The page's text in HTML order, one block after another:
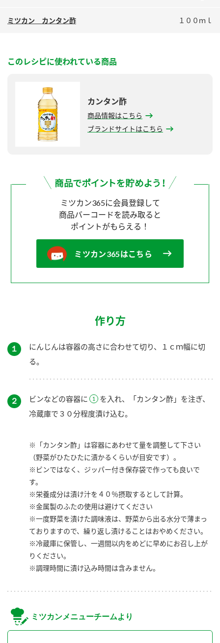
ロングセラー商品 ＋ おすすめレシピ
業務用サイト ミツカングループについて
ミツカン カンタン酢 １００ｍｌ
このレシピに使われている商品
カンタン酢
商品情報はこちら
ブランドサイトはこちら
ミツカン365に会員登録して
商品バーコードを読み取ると
ポイントがもらえる！
ミツカン365はこちら
作り方
１
にんじんは容器の高さに合わせて切り、１ｃｍ幅に切
る。
２ ビンなどの容器に
を入れ、「カンタン酢」を注ぎ、
冷蔵庫で３０分程度漬け込む。
※「カンタン酢」は容器にあわせて量を調整して下さい
（野菜がひたひたに漬かるくらいが目安です）。
※ビンではなく、ジッパー付き保存袋で作っても良いで
す。
※栄養成分は漬け汁を４０％摂取するとして計算。
※金属製のふたの使用は避けてください
※一度野菜を漬けた調味液は、野菜から出る水分で薄まっ
ておりますので、繰り返し漬けることはおやめください。
※冷蔵庫に保管し、一週間以内をめどに早めにお召し上が
りください。
※調理時間に漬け込み時間は含みません。
ミツカンメニューチームより